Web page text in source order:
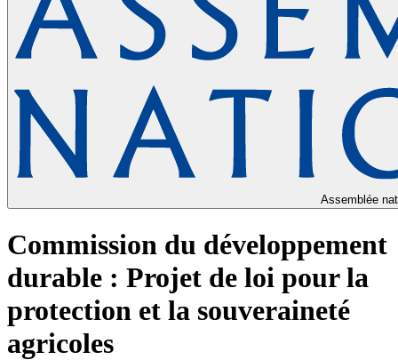
Assemblée
Commission du développement
durable : Projet de loi pour la
protection et la souveraineté
agricoles